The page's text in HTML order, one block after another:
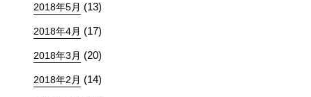
2018年5月 (13)
2018年4月 (17)
2018年3月 (20)
2018年2月 (14)